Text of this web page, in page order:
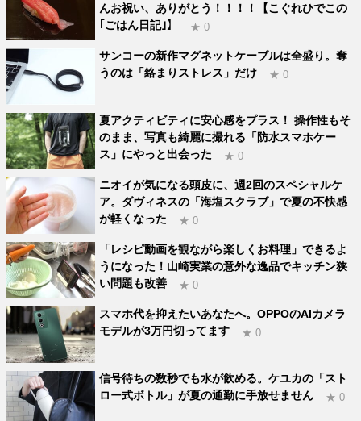
んお祝い、ありがとう！！！！【こぐれひでこの
｢ごはん日記｣】
★ 0
サンコーの新作マグネットケーブルは全盛り。奪
うのは「絡まりストレス」だけ
★ 0
夏アクティビティに安心感をプラス！ 操作性もそ
のまま、写真も綺麗に撮れる「防水スマホケー
ス」にやっと出会った
★ 0
ニオイが気になる頭皮に、週2回のスペシャルケ
ア。ダヴィネスの「海塩スクラブ」で夏の不快感
が軽くなった
★ 0
「レシピ動画を観ながら楽しくお料理」できるよ
うになった！山崎実業の意外な逸品でキッチン狭
い問題も改善
★ 0
スマホ代を抑えたいあなたへ。OPPOのAIカメラ
モデルが3万円切ってます
★ 0
信号待ちの数秒でも水が飲める。ケユカの「スト
ロー式ボトル」が夏の通勤に手放せません
★ 0